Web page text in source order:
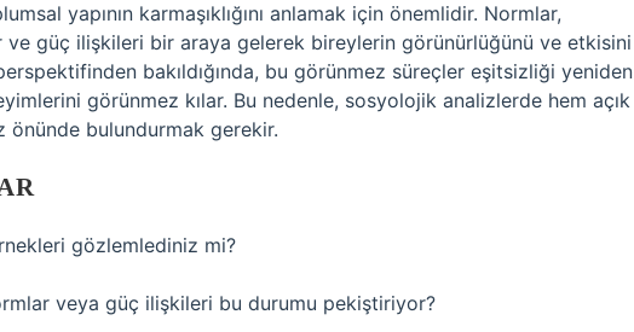
yapının karmaşıklığını anlamak için önemlidir. Normlar,
güç ilişkileri bir araya gelerek bireylerin görünürlüğünü ve etkisini
bakıldığında, bu görünmez süreçler eşitsizliği yeniden
görünmez kılar. Bu nedenle, sosyolojik analizlerde hem açık
önünde bulundurmak gerekir.
gözlemlediniz mi?
veya güç ilişkileri bu durumu pekiştiriyor?